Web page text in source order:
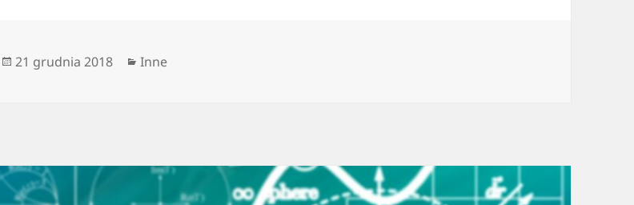
Data
21 grudnia 2018 Kategorie
Inne